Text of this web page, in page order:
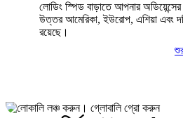
লোডিং স্পিড বাড়াতে আপনার
উত্তর আমেরিকা, ইউরোপ, এশিয়া এবং
রয়েছে।